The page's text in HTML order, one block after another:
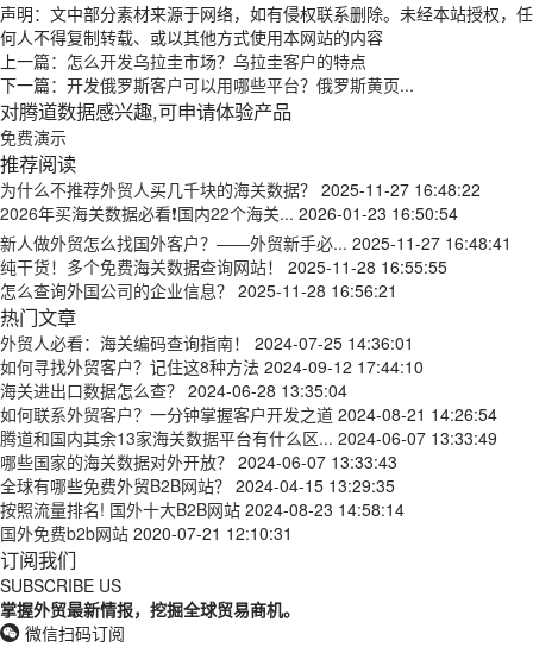
声明：文中部分素材来源于网络，如有侵权联系删除。未经本站授权，任
何人不得复制转载、或以其他方式使用本网站的内容
上一篇： 怎么开发乌拉圭市场？乌拉圭客户的特点
下一篇： 开发俄罗斯客户可以用哪些平台？俄罗斯黄页...
对腾道数据感兴趣,可申请体验产品
免费演示
推荐阅读
为什么不推荐外贸人买几千块的海关数据？ 2025-11-27 16:48:22
2026年买海关数据必看❗国内22个海关... 2026-01-23 16:50:54
新人做外贸怎么找国外客户？——外贸新手必... 2025-11-27 16:48:41
纯干货！多个免费海关数据查询网站！
2025-11-28 16:55:55
怎么查询外国公司的企业信息？ 2025-11-28 16:56:21
热门文章
外贸人必看：海关编码查询指南！
2024-07-25 14:36:01
如何寻找外贸客户？记住这8种方法 2024-09-12 17:44:10
海关进出口数据怎么查？ 2024-06-28 13:35:04
如何联系外贸客户？一分钟掌握客户开发之道 2024-08-21 14:26:54
腾道和国内其余13家海关数据平台有什么区... 2024-06-07 13:33:49
哪些国家的海关数据对外开放？ 2024-06-07 13:33:43
全球有哪些免费外贸B2B网站？ 2024-04-15 13:29:35
按照流量排名! 国外十大B2B网站 2024-08-23 14:58:14
国外免费b2b网站 2020-07-21 12:10:31
订阅我们
SUBSCRIBE US
掌握外贸最新情报，挖掘全球贸易商机。
微信扫码订阅